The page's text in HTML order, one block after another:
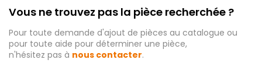
Vous ne trouvez pas la pièce recherchée ?
Pour toute demande d'ajout de pièces au catalogue ou
pour toute aide pour déterminer une pièce,
n'hésitez pas à nous contacter.